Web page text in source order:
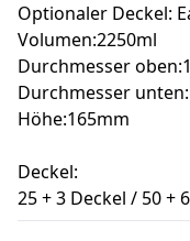
Optionaler Deckel:
Volumen:2250ml
Durchmesser
Durchmesser
Höhe:165mm
Deckel:
25 + 3 Deckel / 50 +